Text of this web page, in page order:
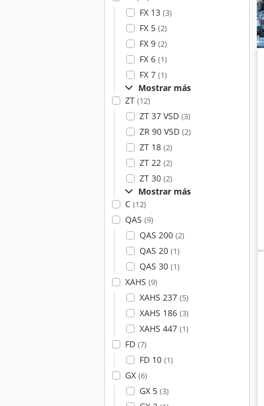
FX 13 (3)
FX 5 (2)
FX 9 (2)
FX 6 (1)
FX 7 (1)
Mostrar más
ZT (12)
ZT 37 VSD (3)
ZR 90 VSD (2)
ZT 18 (2)
ZT 22 (2)
ZT 30 (2)
Mostrar más
C (12)
QAS (9)
QAS 200 (2)
QAS 20 (1)
QAS 30 (1)
XAHS (9)
XAHS 237 (5)
XAHS 186 (3)
XAHS 447 (1)
FD (7)
FD 10 (1)
GX (6)
GX 5 (3)